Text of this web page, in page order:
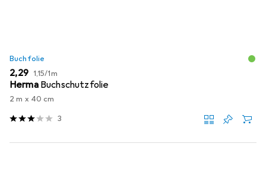
Buchfolie
EUR
2,29 EUR
1,15/1m
Herma Buchschutzfolie
2 m x 40 cm
3